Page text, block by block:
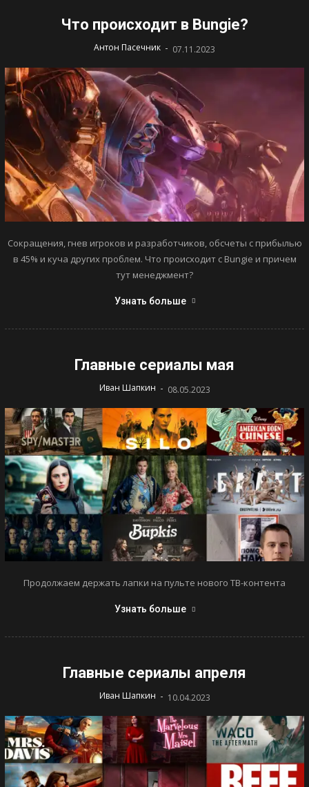
Что происходит в Bungie?
Антон Пасечник - 07.11.2023
Сокращения, гнев игроков и разработчиков, обсчеты с прибылью
в 45% и куча других проблем. Что происходит с Bungie и причем
тут менеджмент?
Узнать больше
Главные сериалы мая
Иван Шапкин - 08.05.2023
Продолжаем держать лапки на пульте нового ТВ-контента
Узнать больше
Главные сериалы апреля
Иван Шапкин - 10.04.2023